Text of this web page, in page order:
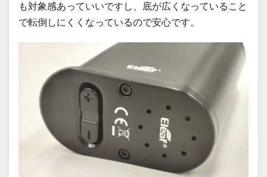
も対象感あっていいですし、底が広くなっていること
で転倒しにくくなっているので安心です。